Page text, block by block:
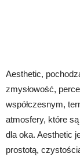
Aesthetic,
zmysłowość,
współczesnym,
atmosfery, które
dla oka. Aesthetic
prostotą,